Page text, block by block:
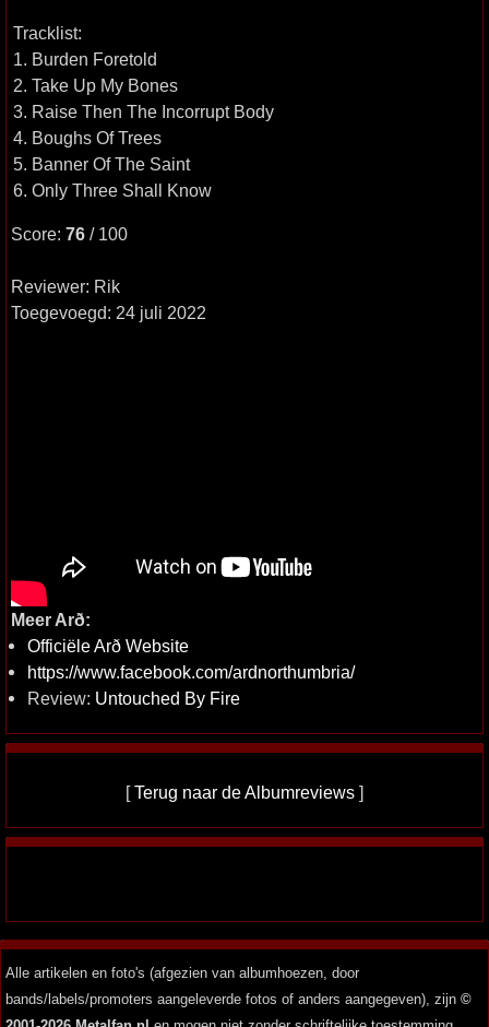
Tracklist:
1. Burden Foretold
2. Take Up My Bones
3. Raise Then The Incorrupt Body
4. Boughs Of Trees
5. Banner Of The Saint
6. Only Three Shall Know
Score: 76 / 100
Reviewer: Rik
Toegevoegd: 24 juli 2022
Meer Arð:
Officiële Arð Website
https://www.facebook.com/ardnorthumbria/
Review: Untouched By Fire
[Terug naar de Albumreviews ]
Alle artikelen en foto's (afgezien van albumhoezen, door
bands/labels/promoters aangeleverde fotos of anders aangegeven), zijn ©